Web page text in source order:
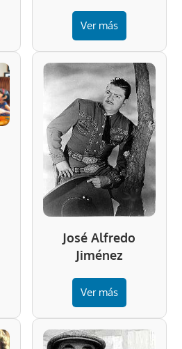
Ver más
José Alfredo
Jiménez
Ver más